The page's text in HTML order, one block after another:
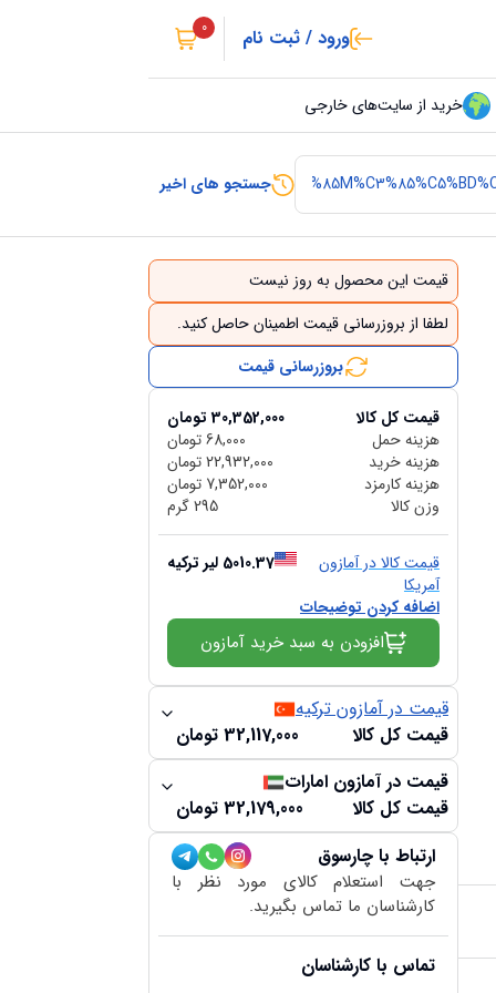
ورود / ثبت نام 0
خرید از سایت‌های خارجی
جستجو های اخیر
قیمت این محصول به روز نیست
لطفا از بروزرسانی قیمت اطمینان حاصل کنید.
بروزرسانی قیمت
قیمت کل کالا 30,352,000 تومان
هزینه حمل
68,000 تومان
هزینه خرید
22,932,000 تومان
هزینه کارمزد
7,352,000 تومان
وزن کالا
295 گرم
قیمت کالا در آمازون
آمریکا
5010.37 لیر ترکیه
اضافه کردن توضیحات
افزودن به سبد خرید آمازون
قیمت در آمازون ترکیه
قیمت کل کالا
32,117,000 تومان
قیمت در آمازون امارات
قیمت کل کالا
32,179,000 تومان
ارتباط با چارسوق
جهت استعلام کالای مورد نظر با
کارشناسان ما تماس بگیرید.
تماس با کارشناسان